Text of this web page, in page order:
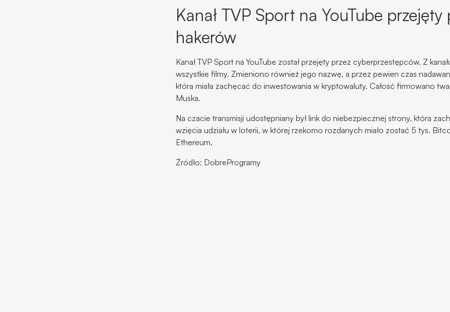
Kanał TVP Sport na YouTube przejęty
hakerów
Kanał TVP Sport na YouTube został przejęty przez cyberprzestępców. Z
wszystkie filmy. Zmieniono również jego nazwę, a przez pewien czas
która miała zachęcać do inwestowania w kryptowaluty. Całość firmowano
Muska.
Na czacie transmisji udostępniany był link do niebezpiecznej strony, która
wzięcia udziału w loterii, w której rzekomo rozdanych miało zostać 5 tys.
Ethereum.
Źródło: DobreProgramy